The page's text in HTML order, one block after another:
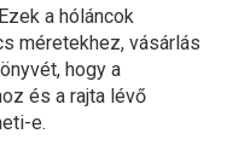
Ezek a hóláncok
méretekhez, vásárlás
hogy a
és a rajta lévő
e.